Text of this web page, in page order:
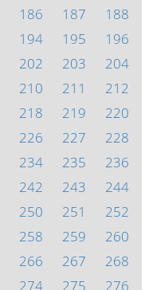
186 187
188
194 195
196
202 203
204
210 211
212
218 219
220
226 227
228
234 235
236
242 243
244
250 251
252
258 259
260
266 267
268
274 275
276